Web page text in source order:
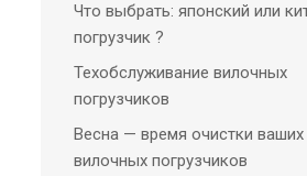
Что выбрать: японский или
погрузчик ?
Техобслуживание вилочных
погрузчиков
Весна — время очистки ваших
вилочных погрузчиков